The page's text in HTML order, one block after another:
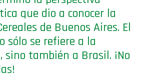
que dio a conocer la
de Buenos Aires. El
sólo se refiere a la
sino también a Brasil. ¡No